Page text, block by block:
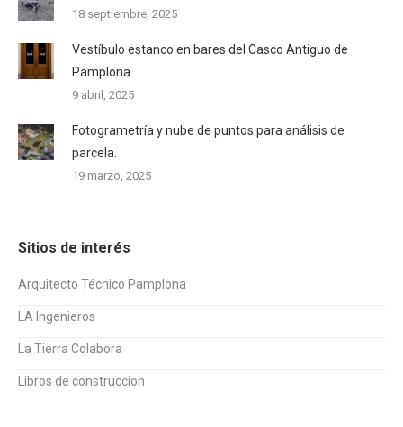
18 septiembre, 2025
Vestíbulo estanco en bares del Casco Antiguo de
Pamplona
9 abril, 2025
Fotogrametría y nube de puntos para análisis de
parcela.
19 marzo, 2025
Sitios de interés
Arquitecto Técnico Pamplona
LA Ingenieros
La Tierra Colabora
Libros de construccion